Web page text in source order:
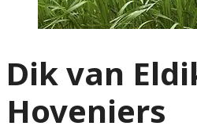
Dik van
Hoveniers